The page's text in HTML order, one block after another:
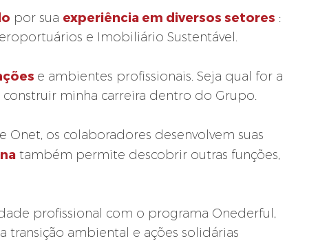
por sua experiência em diversos setores :
e Imobiliário Sustentável.
e ambientes profissionais. Seja qual for a
minha carreira dentro do Grupo.
Onet, os colaboradores desenvolvem suas
também permite descobrir outras funções,
profissional com o programa Onederful,
transição ambiental e ações solidárias